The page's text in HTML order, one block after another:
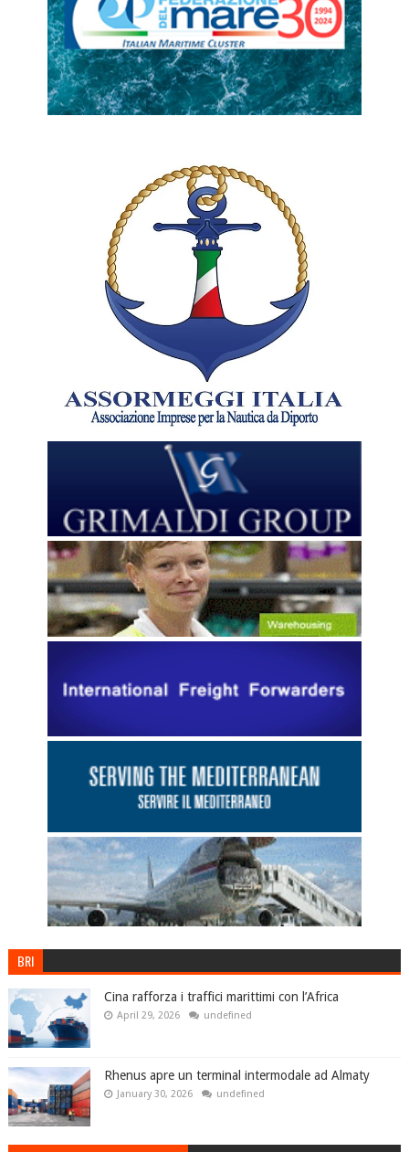
BRI
Cina rafforza i traffici marittimi con l’Africa
April 29, 2026 undefined
Rhenus apre un terminal intermodale ad Almaty
January 30, 2026 undefined